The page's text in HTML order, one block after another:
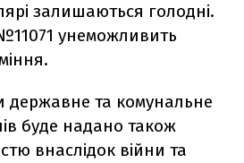
залишаються голодні.
унеможливить
державне та комунальне
буде надано також
внаслідок війни та